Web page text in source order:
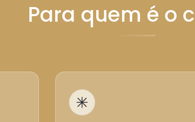
Para quem é o